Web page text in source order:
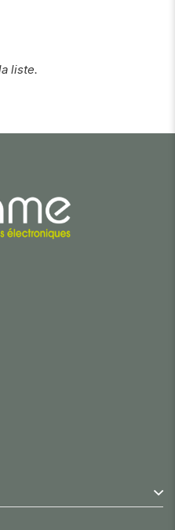
liste.